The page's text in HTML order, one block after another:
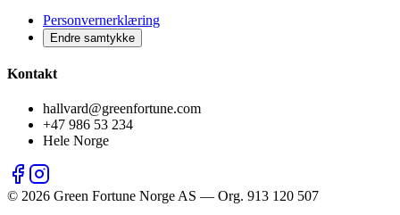
Personvernerklæring
Endre samtykke
Kontakt
hallvard@greenfortune.com
+47 986 53 234
Hele Norge
© 2026 Green Fortune Norge AS — Org. 913 120 507